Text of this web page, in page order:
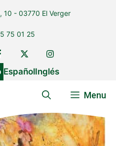
10 - 03770 El Verger
75 01 25
EspañolInglés
Menu